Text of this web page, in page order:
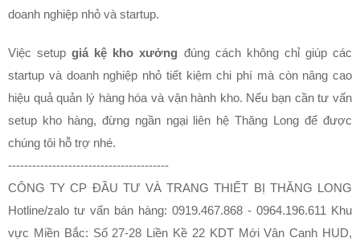
doanh nghiệp nhỏ và startup.
Việc setupgiá kệ kho xưởng đúng cách không chỉ giúp các
startup và doanh nghiệp nhỏ tiết kiệm chi phí mà còn nâng cao
hiệu quả quản lý hàng hóa và vận hành kho. Nếu bạn cần tư vấn
setup kho hàng, đừng ngần ngại liên hệ Thăng Long để được
chúng tôi hỗ trợ nhé.
----------------------------------------
CÔNG TY CP ĐẦU TƯ VÀ TRANG THIẾT BỊ THĂNG LONG
Hotline/zalo tư vấn bán hàng: 0919.467.868 - 0964.196.611 Khu
vực Miền Bắc: Số 27-28 Liền Kề 22 KDT Mới Vân Canh HUD,